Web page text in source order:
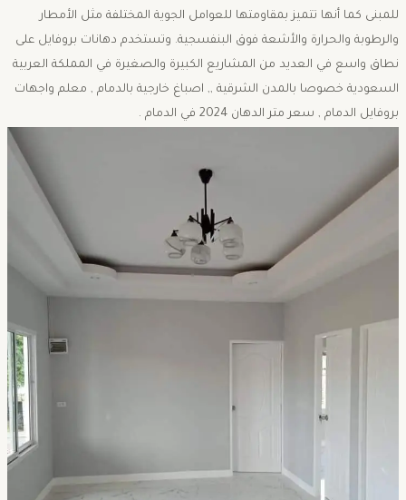
للمبنى كما أنها تتميز بمقاومتها للعوامل الجوية المختلفة مثل الأمطار
والرطوبة والحرارة والأشعة فوق البنفسجية. وتستخدم دهانات بروفايل على
نطاق واسع في العديد من المشاريع الكبيرة والصغيرة في المملكة العربية
السعودية خصوصا بالمدن الشرقية ,, اصباغ خارجية بالدمام , معلم واجهات
بروفايل الدمام , سعر متر الدهان 2024 في الدمام .